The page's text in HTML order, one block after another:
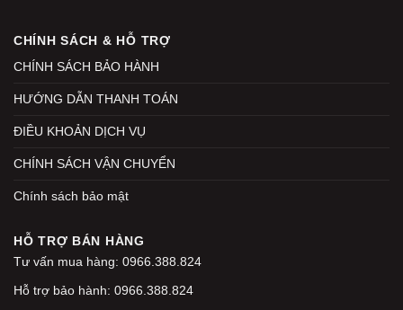
CHÍNH SÁCH & HỖ TRỢ
CHÍNH SÁCH BẢO HÀNH
HƯỚNG DẪN THANH TOÁN
ĐIỀU KHOẢN DỊCH VỤ
CHÍNH SÁCH VẬN CHUYỂN
Chính sách bảo mật
HỖ TRỢ BÁN HÀNG
Tư vấn mua hàng: 0966.388.824
Hỗ trợ bảo hành: 0966.388.824